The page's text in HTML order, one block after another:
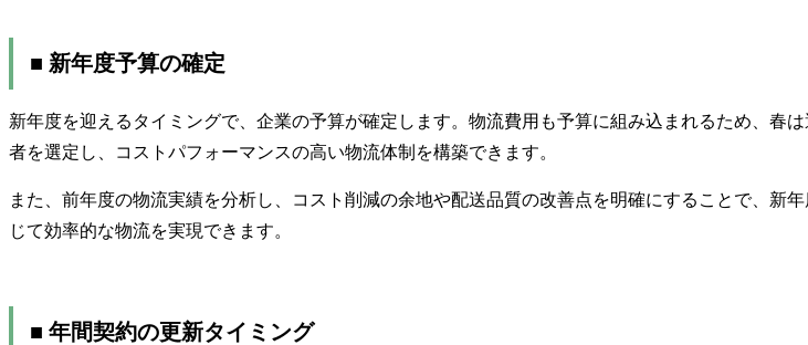
■ 新年度予算の確定
新年度を迎えるタイミングで、企業の予算が確定します。物流費用も予算に組み込まれるため、春
者を選定し、コストパフォーマンスの高い物流体制を構築できます。
また、前年度の物流実績を分析し、コスト削減の余地や配送品質の改善点を明確にすることで、新
じて効率的な物流を実現できます。
■ 年間契約の更新タイミング